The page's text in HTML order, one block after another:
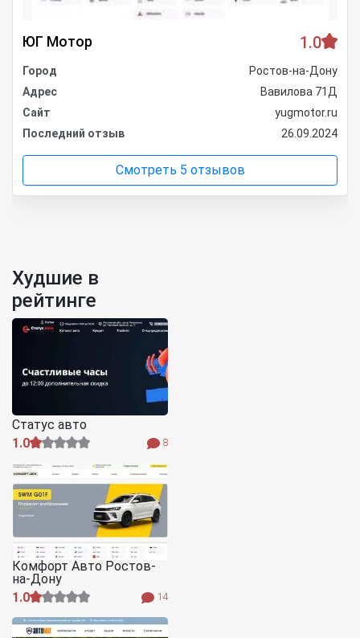
ЮГ Мотор 1.0
Город
Ростов-на-Дону
Адрес
Вавилова 71Д
Сайт
yugmotor.ru
Последний отзыв
26.09.2024
Смотреть 5 отзывов
Худшие в
рейтинге
Статус авто
1.0
8
Комфорт Авто Ростов-
на-Дону
1.0
14